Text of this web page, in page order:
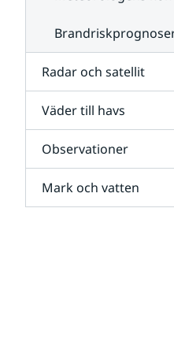
Radar och satellit
Väder till havs
Observationer
Mark och vatten